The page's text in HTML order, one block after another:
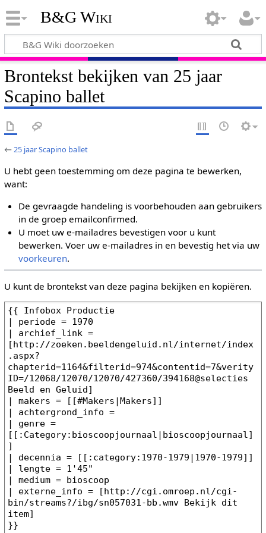
B&G Wiki
Brontekst bekijken van 25 jaar
Scapino ballet
←25 jaar Scapino ballet
U hebt geen toestemming om deze pagina te bewerken,
want:
De gevraagde handeling is voorbehouden aan gebruikers
in de groep emailconfirmed.
U moet uw e-mailadres bevestigen voor u kunt
bewerken. Voer uw e-mailadres in en bevestig het via uw
voorkeuren.
U kunt de brontekst van deze pagina bekijken en kopiëren.